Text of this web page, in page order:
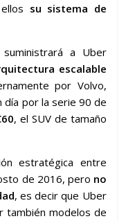
su sistema de
suministrará a Uber
escalable
por Volvo,
día por la serie 90 de
, el SUV de tamaño
estratégica entre
de 2016, pero no
, es decir que Uber
también modelos de